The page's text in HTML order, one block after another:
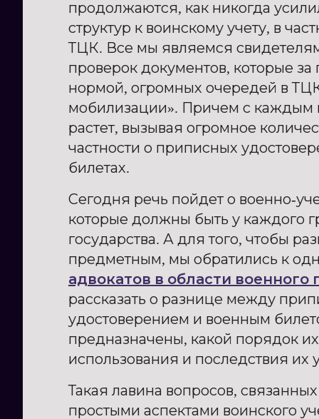
продолжаются, как никогда
структур к воинскому учету, в
ТЦК. Все мы являемся
проверок документов, которые
нормой, огромных очередей в
мобилизации». Причем с каждым
растет, вызывая огромное
частности о приписных
билетах.
Сегодня речь пойдет о военно-
которые должны быть у каждого
государства. А для того, чтобы
предметным, мы обратились к
адвокатов в области военного
рассказать о разнице между
удостоверением и военным
предназначены, какой порядок
использования и последствия их
Такая лавина вопросов,
простыми аспектами воинского